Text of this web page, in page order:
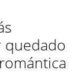
quedado